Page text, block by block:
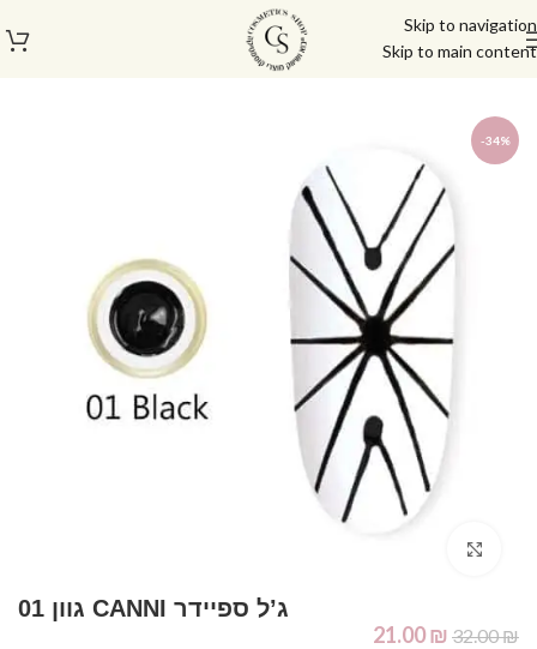
Skip to navigation
Skip to main content
עמוד הבית/מוצרי בניה וציפורניים
-34%
ג’ל ספיידר CANNI גוון 01
32.00₪
21.00₪